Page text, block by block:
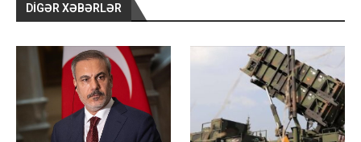
DIGƏR XƏBƏRLƏR